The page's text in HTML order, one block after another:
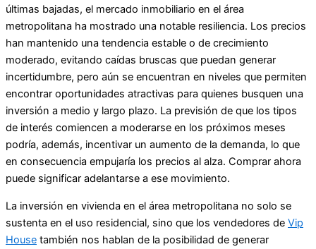
últimas bajadas, el mercado inmobiliario en el área
metropolitana ha mostrado una notable resiliencia. Los precios
han mantenido una tendencia estable o de crecimiento
moderado, evitando caídas bruscas que puedan generar
incertidumbre, pero aún se encuentran en niveles que permiten
encontrar oportunidades atractivas para quienes busquen una
inversión a medio y largo plazo. La previsión de que los tipos
de interés comiencen a moderarse en los próximos meses
podría, además, incentivar un aumento de la demanda, lo que
en consecuencia empujaría los precios al alza. Comprar ahora
puede significar adelantarse a ese movimiento.
La inversión en vivienda en el área metropolitana no solo se
sustenta en el uso residencial, sino que los vendedores de Vip
House también nos hablan de la posibilidad de generar